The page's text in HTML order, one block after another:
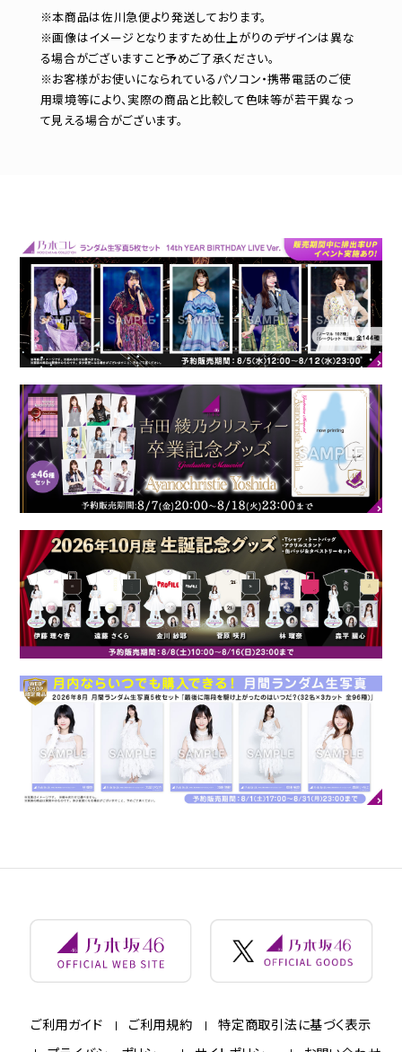
※本商品は佐川急便より発送しております。
※画像はイメージとなりますため仕上がりのデザインは異な
る場合がございますこと予めご了承ください。
※お客様がお使いになられているパソコン・携帯電話のご使
用環境等により、実際の商品と比較して色味等が若干異なっ
て見える場合がございます。
ご利用ガイド ご利用規約
特定商取引法に基づく表示